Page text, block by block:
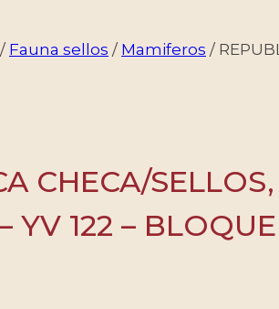
/ Fauna sellos / Mamiferos /
CHECA/
YV 122 –